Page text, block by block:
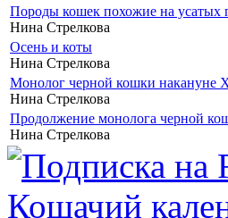
Породы кошек похожие на усатых
Нина Стрелкова
Осень и коты
Нина Стрелкова
Монолог черной кошки накануне
Нина Стрелкова
Продолжение монолога черной
Нина Стрелкова